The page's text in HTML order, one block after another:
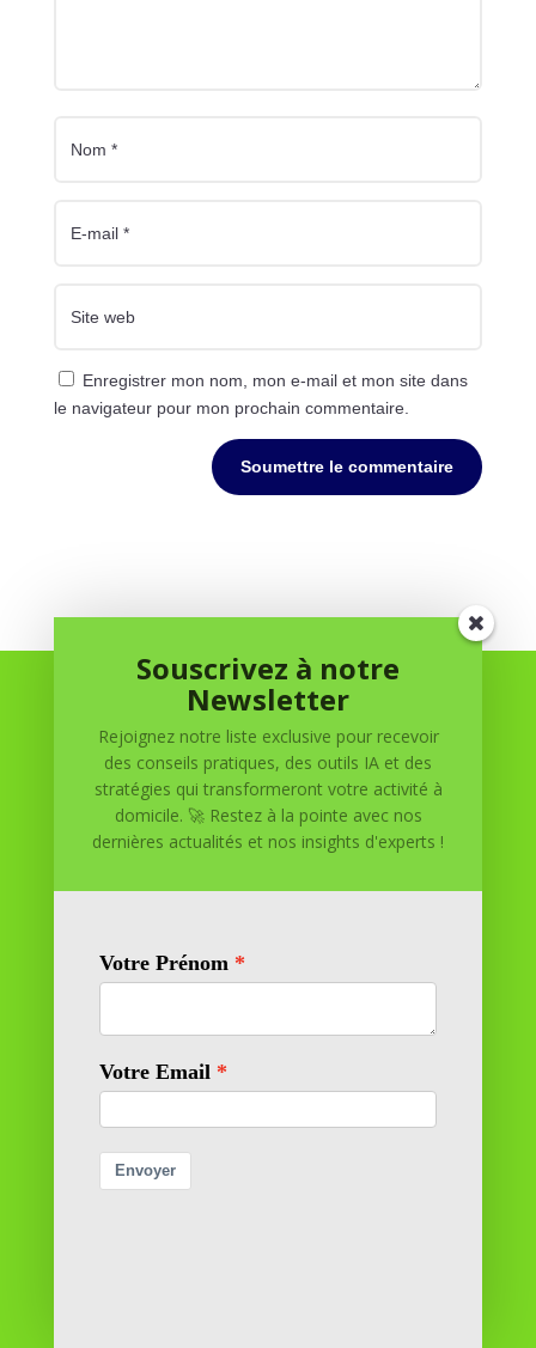
Enregistrer mon nom, mon e-mail et mon site dans
le navigateur pour mon prochain commentaire.
Soumettre le commentaire
Réussite à Domicile
vous aider à réussir.
11 rue Richelieu
Souscrivez à notre
Newsletter
Rejoignez notre liste exclusive pour recevoir
des conseils pratiques, des outils IA et des
stratégies qui transformeront votre activité à
domicile. 🚀 Restez à la pointe avec nos
dernières actualités et nos insights d'experts !